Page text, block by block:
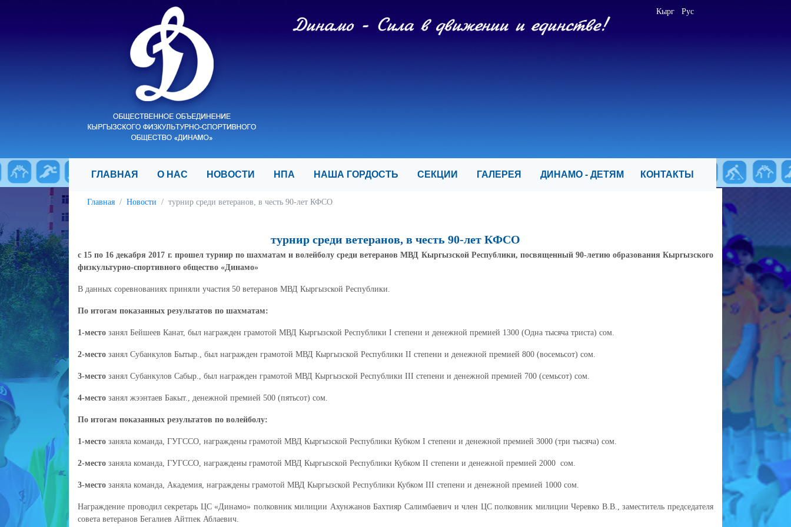
Кырг Рус
ГЛАВНАЯ О НАС НОВОСТИ НПА НАША ГОРДОСТЬ СЕКЦИИ ГАЛЕРЕЯ ДИНАМО - ДЕТЯМ КОНТАКТЫ
Главная Новости турнир среди ветеранов, в честь 90-лет КФСО
турнир среди ветеранов, в честь 90-лет КФСО
с 15 по 16 декабря 2017 г. прошел турнир по шахматам и волейболу среди ветеранов МВД Кыргызской Республики, посвященный 90-летию образованияКыргызского
физкультурно-спортивного общество «Динамо»
В данных соревнованиях приняли участия 50 ветеранов МВД Кыргызской Республики.
По итогам показанных результатов по шахматам:
1-место занял Бейшеев Канат, был награжден грамотой МВД Кыргызской Республики I степени и денежной премией 1300 (Одна тысяча триста) сом.
2-место занял Субанкулов Бытыр., был награжден грамотой МВД Кыргызской Республики II степени и денежной премией 800 (восемьсот) сом.
3-место занял Субанкулов Сабыр., был награжден грамотой МВД Кыргызской Республики III степени и денежной премией 700 (семьсот) сом.
4-место занял жээнтаев Бакыт., денежной премией 500 (пятьсот) сом.
По итогам показанных результатов по волейболу:
1-место заняла команда, ГУГССО, награждены грамотой МВД Кыргызской Республики Кубком I степени и денежной премией 3000 (три тысяча) сом.
2-место заняла команда, ГУГССО, награждены грамотой МВД Кыргызской Республики Кубком II степени и денежной премией 2000 сом.
3-место заняла команда, Академия, награждены грамотой МВД Кыргызской Республики Кубком III степени и денежной премией 1000 сом.
Награждение проводил секретарь ЦС «Динамо» полковник милиции Ахунжанов Бахтияр Салимбаевич и член ЦС полковник милиции Черевко В.В., заместитель председателя
совета ветеранов Бегалиев Айтпек Аблаевич.